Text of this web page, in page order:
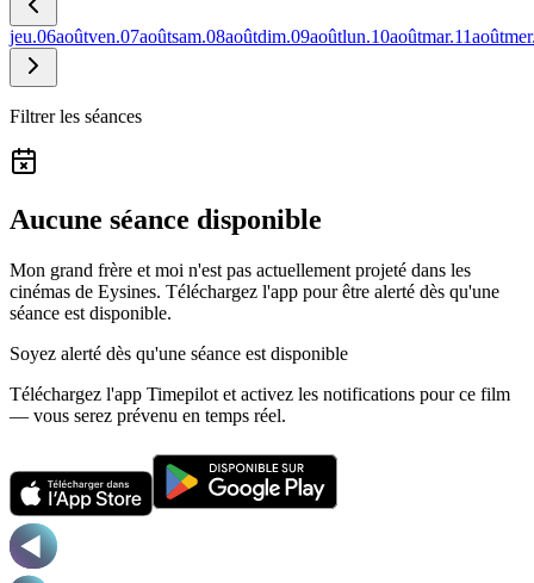
jeu.06aoûtven.07aoûtsam.08aoûtdim.09aoûtlun.10aoûtmar.11août
Filtrer les séances
Aucune séance disponible
Mon grand frère et moi n'est pas actuellement projeté dans les
cinémas de Eysines. Téléchargez l'app pour être alerté dès qu'une
séance est disponible.
Soyez alerté dès qu'une séance est disponible
Téléchargez l'app Timepilot et activez les notifications pour ce film
— vous serez prévenu en temps réel.